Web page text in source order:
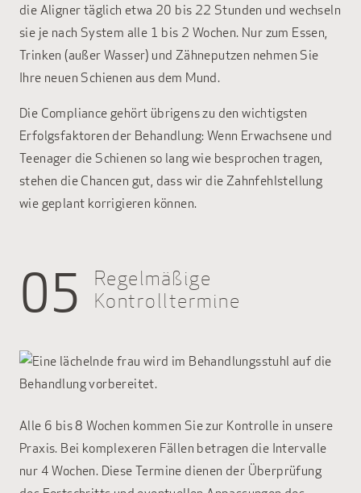
die Aligner täglich etwa 20 bis 22 Stunden und wechseln
sie je nach System alle 1 bis 2 Wochen. Nur zum Essen,
Trinken (außer Wasser) und Zähneputzen nehmen Sie
Ihre neuen Schienen aus dem Mund.
Die Compliance gehört übrigens zu den wichtigsten
Erfolgsfaktoren der Behandlung: Wenn Erwachsene und
Teenager die Schienen so lang wie besprochen tragen,
stehen die Chancen gut, dass wir die Zahnfehlstellung
wie geplant korrigieren können.
05
Regelmäßige
Kontrolltermine
Alle 6 bis 8 Wochen kommen Sie zur Kontrolle in unsere
Praxis. Bei komplexeren Fällen betragen die Intervalle
nur 4 Wochen. Diese Termine dienen der Überprüfung